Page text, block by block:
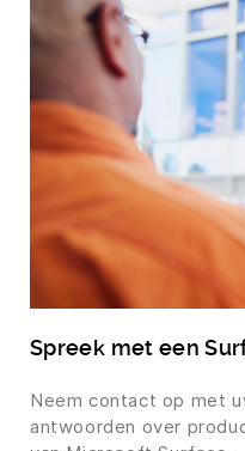
Spreek met een
Neem contact op met
antwoorden over